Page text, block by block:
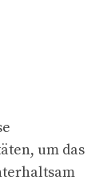
um das